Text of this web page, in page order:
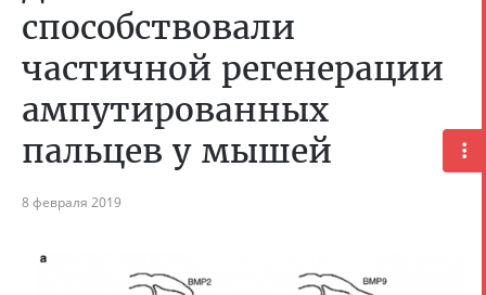
способствовали
частичной регенерации
ампутированных
пальцев у мышей
8 февраля 2019